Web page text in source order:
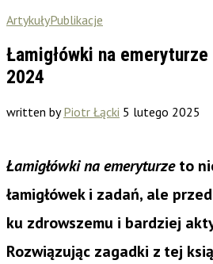
ArtykułyPublikacje
Łamigłówki na
2024
written byPiotr Łącki 5 lutego 2025
Łamigłówki na emeryturzeto
łamigłówek i zadań, ale
ku zdrowszemu i bardziej
Rozwiązując zagadki z tej